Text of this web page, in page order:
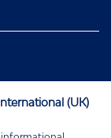
(UK)